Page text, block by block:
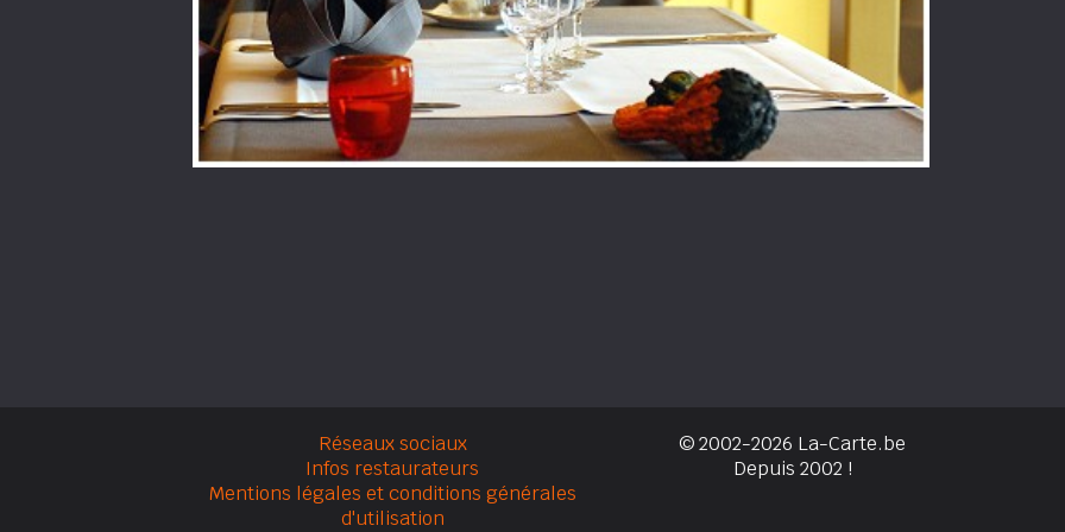
Réseaux sociaux
Infos restaurateurs
Mentions légales et conditions générales
d'utilisation
© 2002-2026 La-Carte.be
Depuis 2002 !